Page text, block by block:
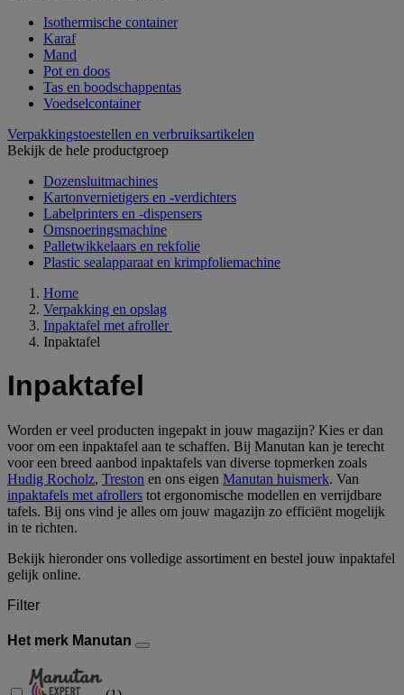
Isothermische container
Karaf
Mand
Pot en doos
Tas en boodschappentas
Voedselcontainer
Verpakkingstoestellen en verbruiksartikelen
Bekijk de hele productgroep
Dozensluitmachines
Kartonvernietigers en -verdichters
Labelprinters en -dispensers
Omsnoeringsmachine
Palletwikkelaars en rekfolie
Plastic sealapparaat en krimpfoliemachine
Home
Verpakking en opslag
Inpaktafel met afroller
Inpaktafel
Inpaktafel
Worden er veel producten ingepakt in jouw magazijn? Kies er dan
voor om een inpaktafel aan te schaffen. Bij Manutan kan je terecht
voor een breed aanbod inpaktafels van diverse topmerken zoals
Hudig Rocholz, Treston en ons eigen Manutan huismerk. Van
inpaktafels met afrollers tot ergonomische modellen en verrijdbare
tafels. Bij ons vind je alles om jouw magazijn zo efficiënt mogelijk
in te richten.
Bekijk hieronder ons volledige assortiment en bestel jouw inpaktafel
gelijk online.
Filter
Het merk Manutan